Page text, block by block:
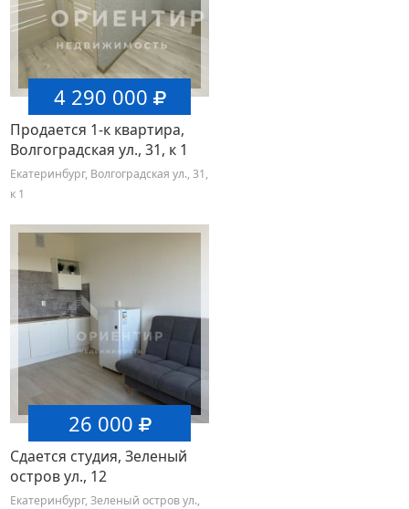
4 290 000
Продается 1-к квартира,
Волгоградская ул., 31, к 1
Екатеринбург, Волгоградская ул., 31,
к 1
26 000
Сдается студия, Зеленый
остров ул., 12
Екатеринбург, Зеленый остров ул.,